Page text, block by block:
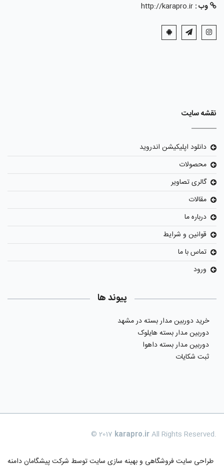
وب : http://karapro.ir
نقشه سایت
دانلود اپلیکیشن اندروید
محصولات
گالری تصاویر
مقالات
درباره ما
قوانین و شرایط
تماس با ما
ورود
پیوند ها
خرید دوربین مدار بسته در مشهد
دوربین مدار بسته هایلوک
دوربین مدار بسته داهوا
ثبت شکایات
© 2017 karapro.irAll Rights Reserved.
طراحی سایت فروشگاهی و بهینه سازی سایت توسط شرکت پیشگامان دامنه